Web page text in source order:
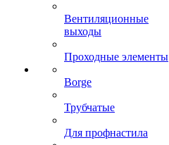
Вентиляционные
выходы
Проходные элементы
Borge
Трубчатые
Для профнастила